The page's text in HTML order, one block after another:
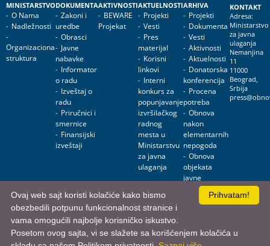
MINISTARSTVO
O Nama
Nadležnosti
Organizaciona
struktura
DOKUMENTA
Zakoni i
uredbe
Obrasci
Javne
nabavke
Informator
o radu
Izveštaj o
radu
Priručnici i
smernice
Finansijski
izveštaji
AKTIVNOSTI
BEWARE
Projekat
AKTUELNOSTI
Projekti
Vesti
Pres
materijal
Korisni
linkovi
Interni
konkurs za
popunjavanje
izvršilačkog
radnog
mesta u
Ministarstvu
za javna
ulaganja
ARHIVA
Projekti
Dokumenta
Vesti
Aktivnosti
Aktuelnosti
Donatorska
konferencija
Procena
potreba
Obnova
nakon
elementarnih
nepogoda
Obnova
objekata
javne
namene
KONTAKT
Adresa:
Ministarstvo
za javna
ulaganja
Nemanjina
11
11000
Beograd,
Srbija
Ministarstvo za javna ulaganja • Nemanjina 11, 11000 Beograd, Srbija
Prihvatam!
Ovaj web sajt koristi kolačiće kako bismo
obezbedili potpunu funkcionalnost stranice i
vama omogućili najbolje korisničko iskustvo.
Posetom ovog sajta, vi se slažete sa korišćenjem kolačića u